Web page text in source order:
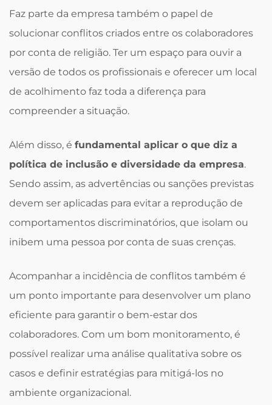
Faz parte da empresa também o papel de
solucionar conflitos criados entre os colaboradores
por conta de religião. Ter um espaço para ouvir a
versão de todos os profissionais e oferecer um local
de acolhimento faz toda a diferença para
compreender a situação.
Além disso, é fundamental aplicar o que diz a
política de inclusão e diversidade da empresa.
Sendo assim, as advertências ou sanções previstas
devem ser aplicadas para evitar a reprodução de
comportamentos discriminatórios, que isolam ou
inibem uma pessoa por conta de suas crenças.
Acompanhar a incidência de conflitos também é
um ponto importante para desenvolver um plano
eficiente para garantir o bem-estar dos
colaboradores. Com um bom monitoramento, é
possível realizar uma análise qualitativa sobre os
casos e definir estratégias para mitigá-los no
ambiente organizacional.